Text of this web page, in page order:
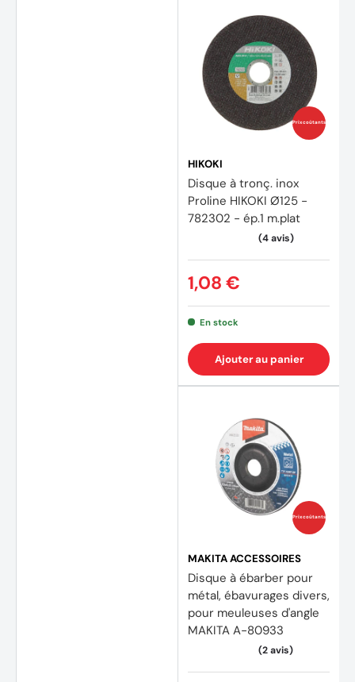
Prix coûtants
HIKOKI
Disque à tronç. inox
Proline HIKOKI Ø125 -
782302 - ép.1 m.plat
1,08 €
En stock
Ajouter au panier
Prix coûtants
MAKITA ACCESSOIRES
Disque à ébarber pour
métal, ébavurages divers,
pour meuleuses d'angle
MAKITA A-80933